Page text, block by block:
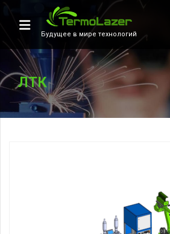
Будущее в мире технологий
ЛТК